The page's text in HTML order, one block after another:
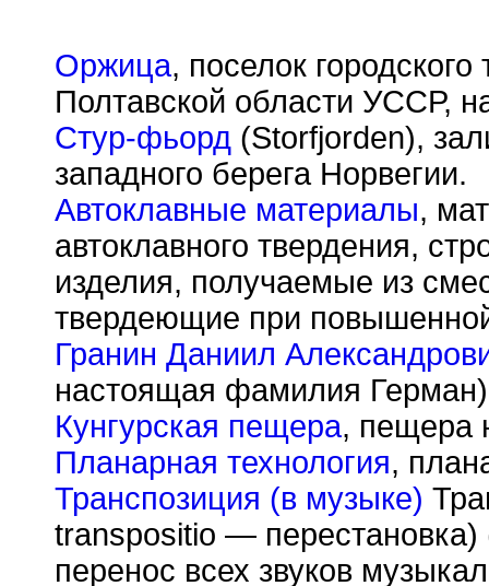
Оржица, поселок
Полтавской области УССР,
Стур-фьорд (Storfjorden),
западного берега Норвегии.
Автоклавные материалы,
автоклавного твердения,
изделия, получаемые из
твердеющие при
Гранин Даниил
настоящая фамилия
Кунгурская пещера, пещера
Планарная технология,
Транспозиция (в музыке)
transpositio — перестановка)
перенос всех звуков